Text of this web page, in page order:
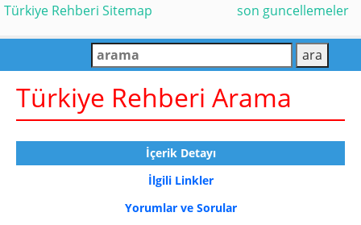
Türkiye Rehberi Sitemap son guncellemeler
Türkiye Rehberi Arama
İçerik Detayı
İlgili Linkler
Yorumlar ve Sorular